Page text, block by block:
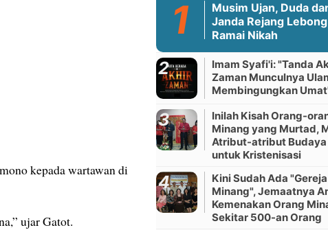
kepada wartawan di
ujar Gatot.
Musim Ujan, Duda
Janda Rejang Lebong
Ramai Nikah
Imam Syafi'i: "Tanda
Zaman Munculnya
Membingungkan
Inilah Kisah Orang-
Minang yang Murtad,
Atribut-atribut Budaya
untuk Kristenisasi
Kini Sudah Ada "Gereja
Minang", Jemaatnya
Kemenakan Orang
Sekitar 500-an Orang